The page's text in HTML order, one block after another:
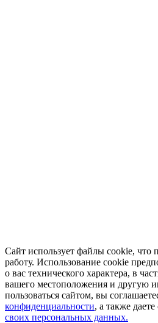
Сайт использует файлы cookie, что
работу. Использование cookie
о вас технического характера, в
вашего местоположения и другую
пользоваться сайтом, вы
конфиденциальности, а также даете
своих персональных данных.